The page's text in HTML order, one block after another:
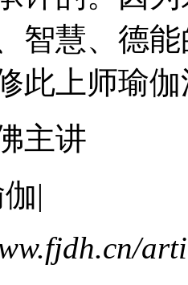
智慧、德
此 上 师瑜伽
主讲
|